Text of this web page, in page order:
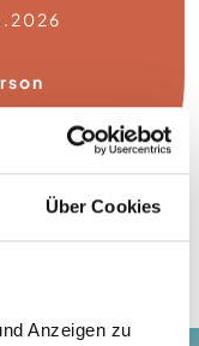
Über Cookies
Anzeigen zu
4=3